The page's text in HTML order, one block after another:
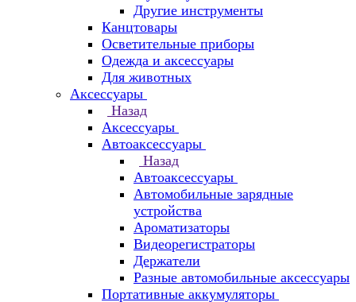
Другие инструменты
Канцтовары
Осветительные приборы
Одежда и аксессуары
Для животных
Аксессуары
Назад
Аксессуары
Автоаксессуары
Назад
Автоаксессуары
Автомобильные зарядные
устройства
Ароматизаторы
Видеорегистраторы
Держатели
Разные автомобильные аксессуары
Портативные аккумуляторы